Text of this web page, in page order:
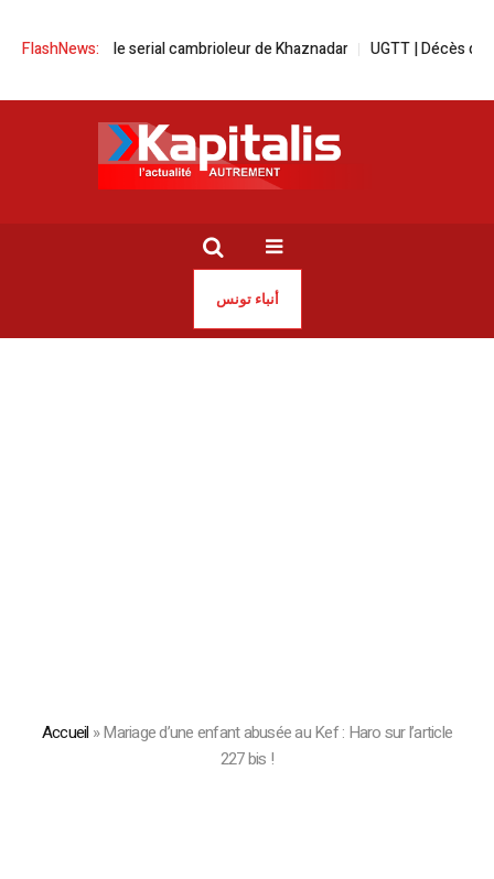
FlashNews:
pour le serial cambrioleur de Khaznadar UGTT | Décès de
أنباء تونس
Accueil »Mariage d’une enfant abusée au Kef : Haro sur l’article
227 bis !